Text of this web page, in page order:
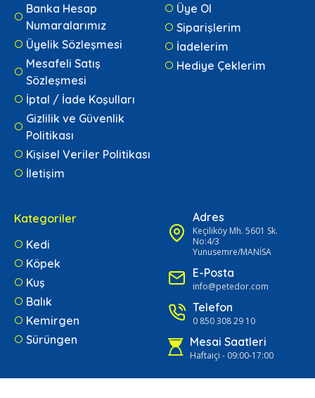
Banka Hesap
Numaralarımız
Üyelik Sözleşmesi
Mesafeli Satış
Sözleşmesi
İptal / İade Koşulları
Gizlilik ve Güvenlik
Politikası
Kişisel Veriler Politikası
İletişim
Üye Ol
Siparişlerim
İadelerim
Hediye Çeklerim
Kategoriler
Kedi
Köpek
Kuş
Balık
Kemirgen
Sürüngen
Adres
Keçiliköy Mh. 5601 Sk.
No:4/3
Yunusemre/MANİSA
E-Posta
info@petedor.com
Telefon
0 850 308 29 10
Mesai Saatleri
Haftaiçi - 09:00-17:00